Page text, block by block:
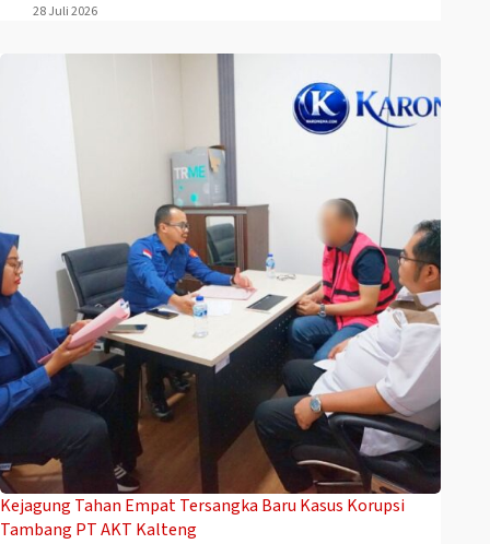
28 Juli 2026
Kejagung Tahan Empat Tersangka Baru Kasus Korupsi
Tambang PT AKT Kalteng